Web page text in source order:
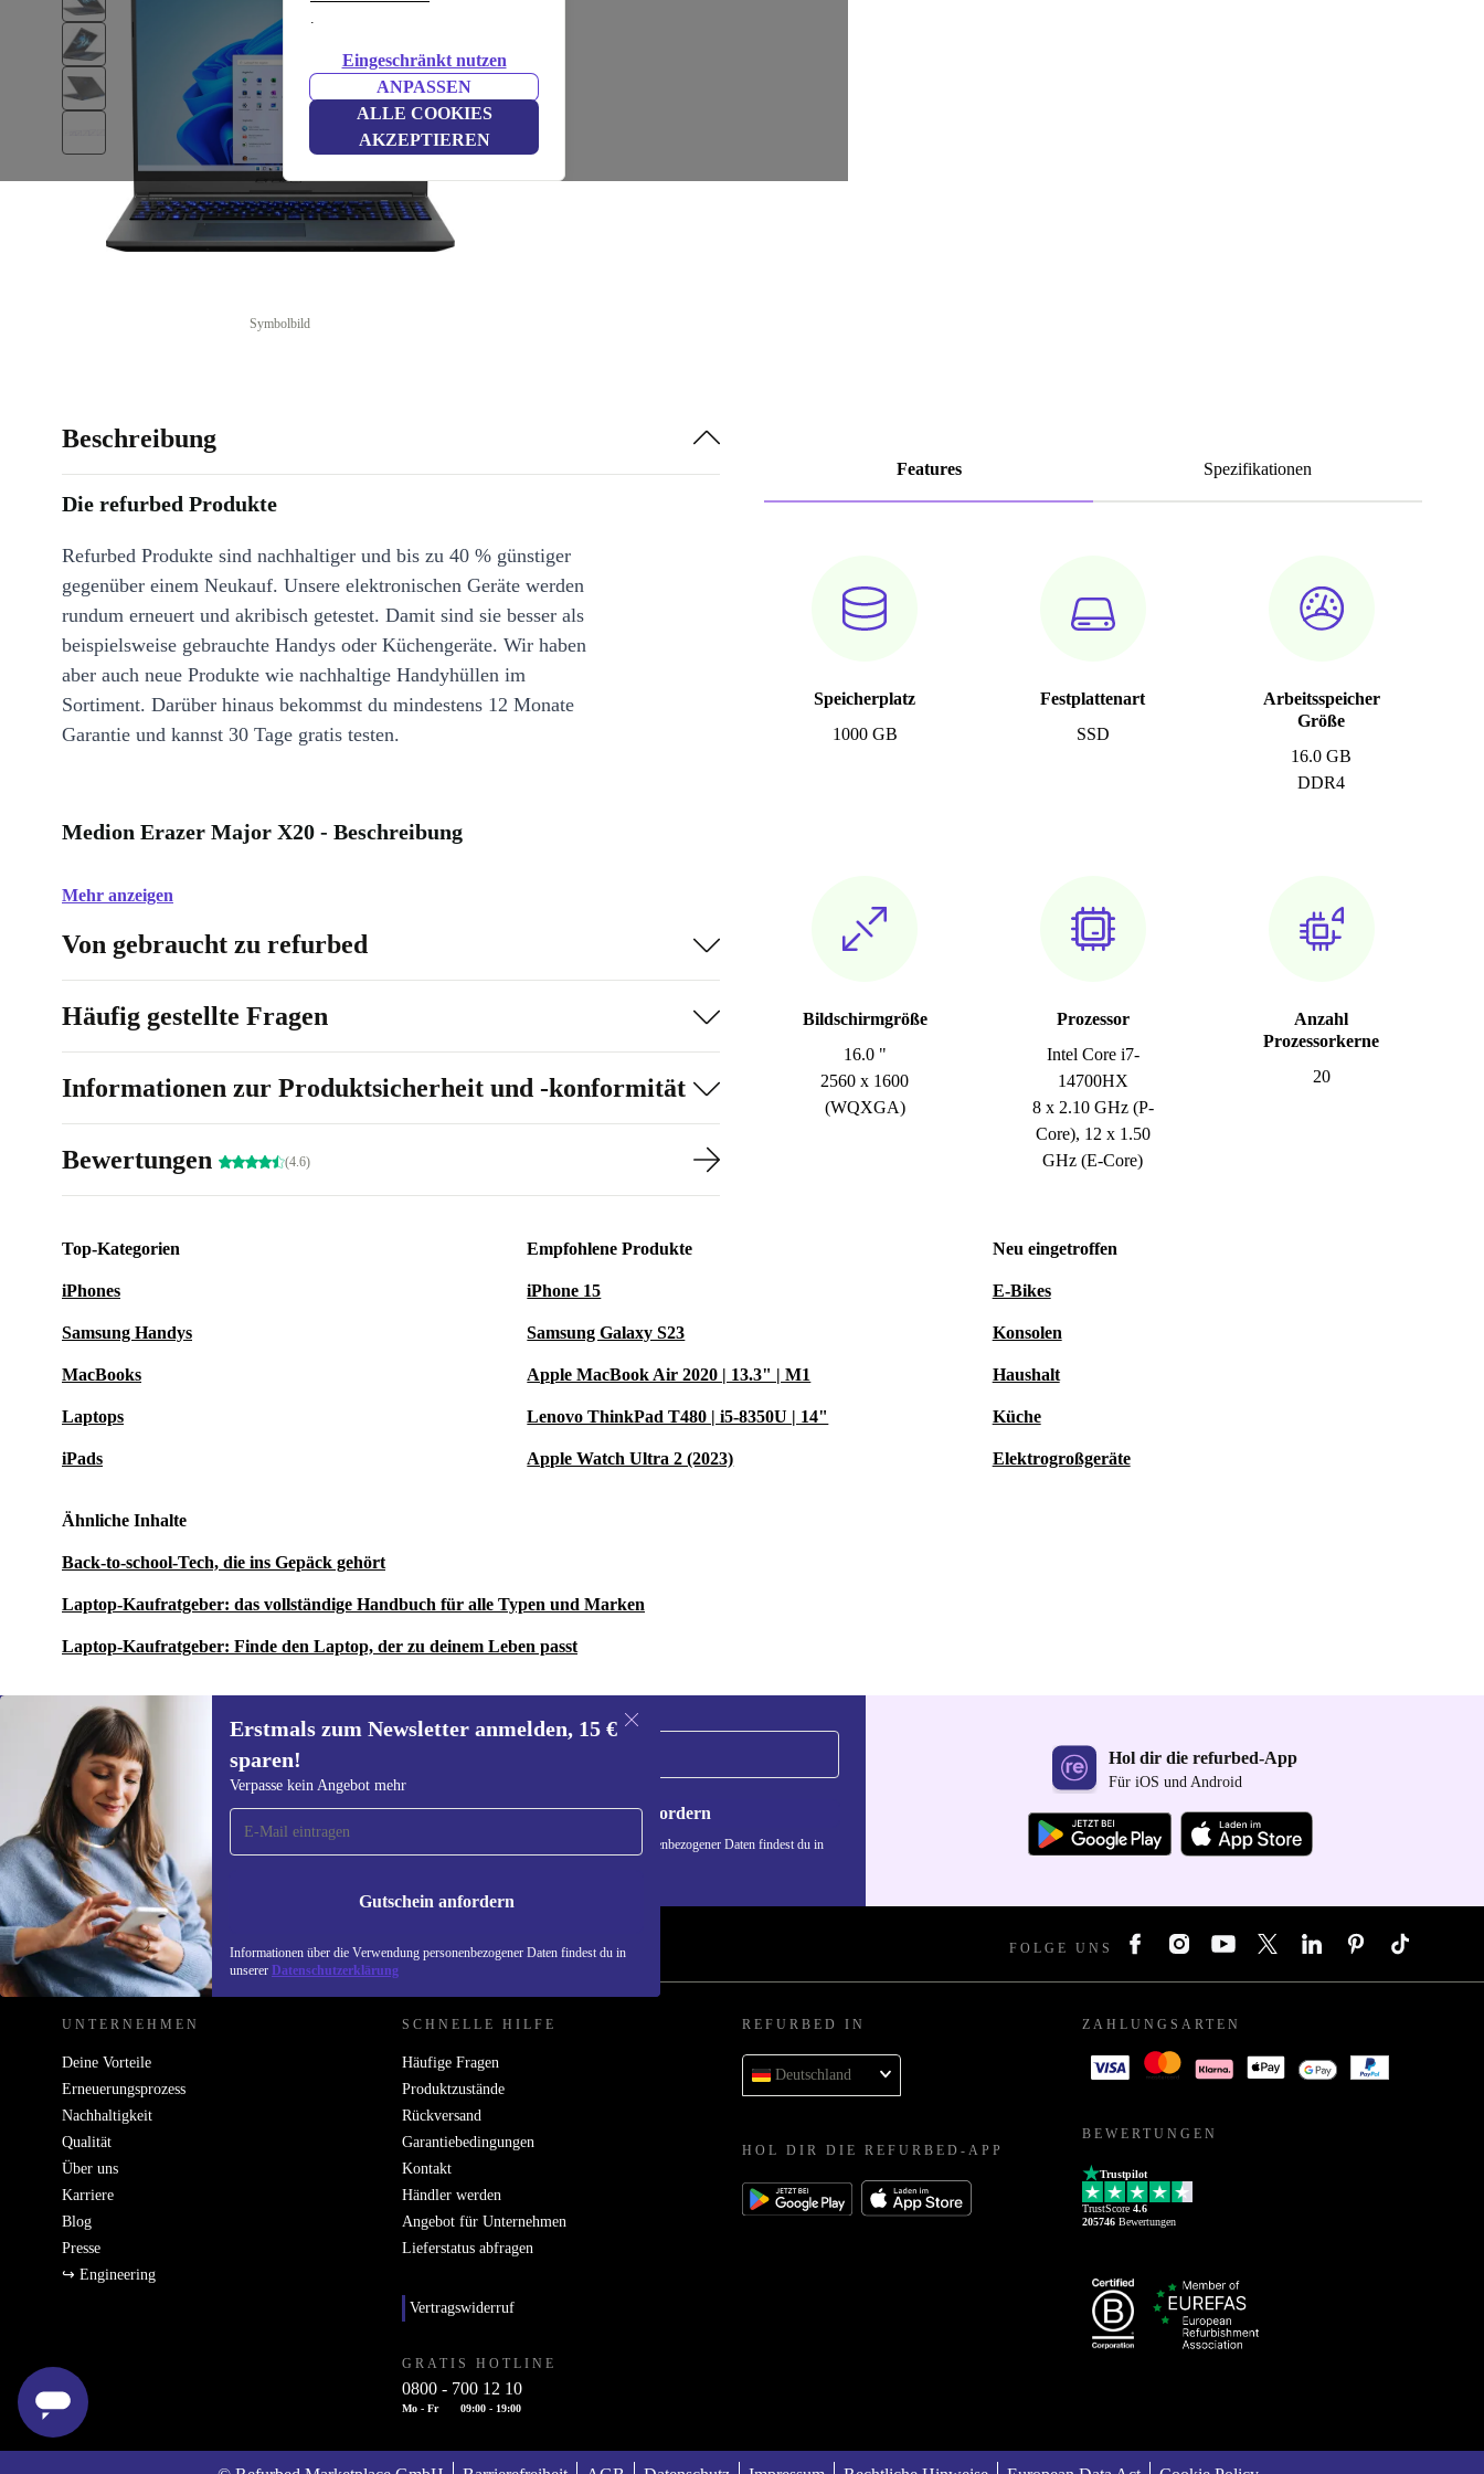
.
Eingeschränkt nutzen
ANPASSEN
ALLE COOKIES
AKZEPTIEREN
Symbolbild
Features Spezifikationen
Speicherplatz
1000 GB
Festplattenart
SSD
Arbeitsspeicher
Größe
16.0 GB
DDR4
Bildschirmgröße
16.0 "
2560 x 1600
(WQXGA)
Prozessor
Intel Core i7-
14700HX
8 x 2.10 GHz (P-
Core), 12 x 1.50
GHz (E-Core)
Anzahl
Prozessorkerne
20
Beschreibung
Die refurbed Produkte
Refurbed Produkte sind nachhaltiger und bis zu 40 % günstiger
gegenüber einem Neukauf. Unsere elektronischen Geräte werden
rundum erneuert und akribisch getestet. Damit sind sie besser als
beispielsweise gebrauchte Handys oder Küchengeräte. Wir haben
aber auch neue Produkte wie nachhaltige Handyhüllen im
Sortiment. Darüber hinaus bekommst du mindestens 12 Monate
Garantie und kannst 30 Tage gratis testen.
Medion Erazer Major X20 - Beschreibung
Mehr anzeigen
Von gebraucht zu refurbed
Häufig gestellte Fragen
Informationen zur Produktsicherheit und -konformität
Bewertungen (4.6)
Top-Kategorien
iPhones
Samsung Handys
MacBooks
Laptops
iPads
Empfohlene Produkte
iPhone 15
Samsung Galaxy S23
Apple MacBook Air 2020 | 13.3" | M1
Lenovo ThinkPad T480 | i5-8350U | 14"
Apple Watch Ultra 2 (2023)
Neu eingetroffen
E-Bikes
Konsolen
Haushalt
Küche
Elektrogroßgeräte
Ähnliche Inhalte
Back-to-school-Tech, die ins Gepäck gehört
Laptop-Kaufratgeber: das vollständige Handbuch für alle Typen und Marken
Laptop-Kaufratgeber: Finde den Laptop, der zu deinem Leben passt
Erstmals zum Newsletter anmelden, 15 €
sparen!
Verpasse kein Angebot mehr
Gutschein anfordern
Informationen über die Verwendung personenbezogener Daten findest du in
unserer Datenschutzerklärung
Erstmals zum Newsletter
anmelden, 15 € sparen!
Verpasse kein Angebot mehr.
Gutschein anfordern
Informationen über die Verwendung personenbezogener Daten findest du in
Hol dir die refurbed-App
Für iOS und Android
REFURBED DEUTSCHLAND - RETHINK NEW. FOLGE UNS
UNTERNEHMEN
Deine Vorteile
Erneuerungsprozess
Nachhaltigkeit
Qualität
Über uns
Karriere
Blog
Presse
↪ Engineering
SCHNELLE HILFE
Häufige Fragen
Produktzustände
Rückversand
Garantiebedingungen
Kontakt
Händler werden
Angebot für Unternehmen
Lieferstatus abfragen
Vertragswiderruf
GRATIS HOTLINE
0800 - 700 12 10
Mo - Fr 09:00 - 19:00
REFURBED IN
Deutschland
HOL DIR DIE REFURBED-APP
ZAHLUNGSARTEN
BEWERTUNGEN
Trustpilot
TrustScore 4.6
205746 Bewertungen